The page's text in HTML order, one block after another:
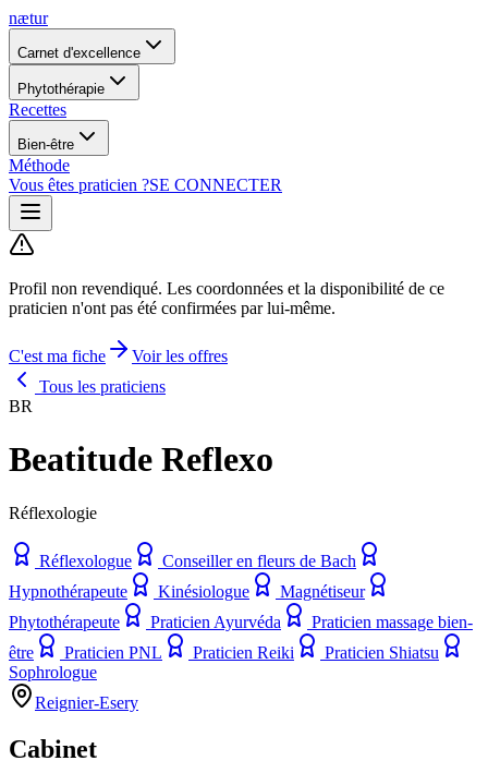
nætur
Carnet d'excellence
Phytothérapie
Recettes
Bien-être
Méthode
Vous êtes praticien ?SE CONNECTER
Profil non revendiqué. Les coordonnées et la disponibilité de ce
praticien n'ont pas été confirmées par lui-même.
C'est ma fiche
Voir les offres
Tous les praticiens
BR
Beatitude Reflexo
Réflexologie
Réflexologue
Conseiller en fleurs de Bach
Hypnothérapeute
Kinésiologue
Magnétiseur
Phytothérapeute
Praticien Ayurvéda
Praticien massage bien-
être
Praticien PNL Praticien Reiki
Praticien Shiatsu
Sophrologue
Reignier-Esery
Cabinet